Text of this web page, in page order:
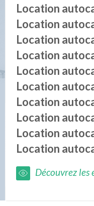
Location
Location
Location
Location
Location
Location
Location
Location
Location
Location
Découvrez